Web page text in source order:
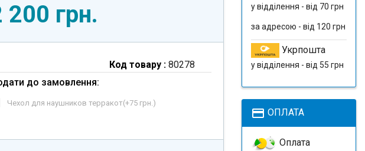
200 грн.
Код товару : 80278
до замовлення:
Чехол для наушников терракот(+75 грн.)
у відділення - від 70 грн
за адресою - від 120 грн
Укрпошта
у відділення - від 55 грн
payment ОПЛАТА
Оплата